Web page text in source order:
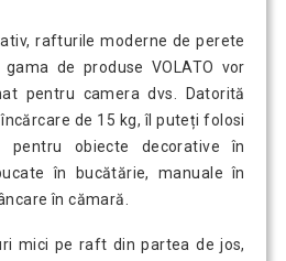
rafturile moderne de perete
de produse VOLATO vor
pentru camera dvs. Datorită
de 15 kg, îl puteți folosi
pentru obiecte decorative în
în bucătărie, manuale în
în cămară.
mici pe raft din partea de jos,